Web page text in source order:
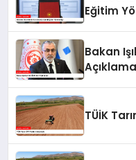
Eğitim
Bakan
TÜİK